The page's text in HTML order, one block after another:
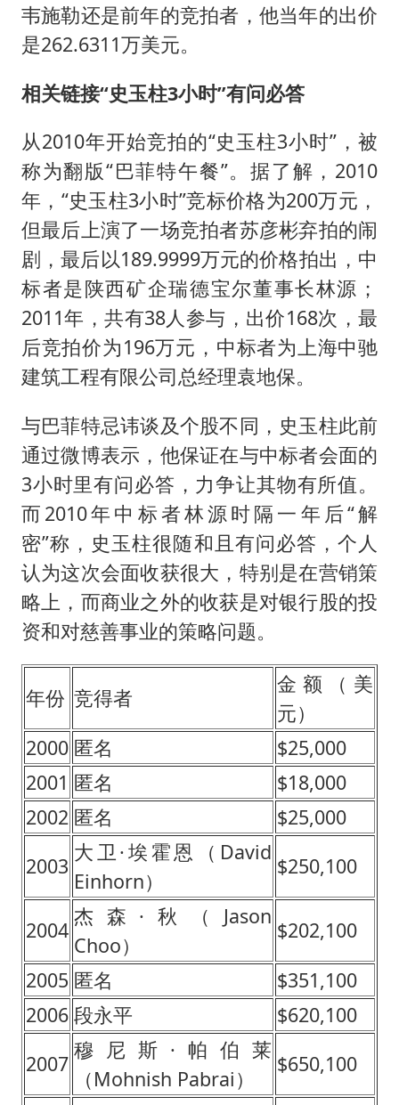
韦施勒还是前年的竞拍者，他当年的出价
是262.6311万美元。
相关链接“史玉柱3小时”有问必答
从2010年开始竞拍的“史玉柱3小时”，被
称为翻版“巴菲特午餐”。据了解，2010
年，“史玉柱3小时”竞标价格为200万元，
但最后上演了一场竞拍者苏彦彬弃拍的闹
剧，最后以189.9999万元的价格拍出，中
标者是陕西矿企瑞德宝尔董事长林源；
2011年，共有38人参与，出价168次，最
后竞拍价为196万元，中标者为上海中驰
建筑工程有限公司总经理袁地保。
与巴菲特忌讳谈及个股不同，史玉柱此前
通过微博表示，他保证在与中标者会面的
3小时里有问必答，力争让其物有所值。
而2010年中标者林源时隔一年后“解
密”称，史玉柱很随和且有问必答，个人
认为这次会面收获很大，特别是在营销策
略上，而商业之外的收获是对银行股的投
资和对慈善事业的策略问题。
年份 竞得者
金额（美
元）
2000 匿名
$25,000
2001 匿名
$18,000
2002 匿名
$25,000
2003
大卫·埃霍恩（David
Einhorn）
$250,100
2004
杰森·秋（Jason
Choo）
$202,100
2005 匿名
$351,100
2006 段永平
$620,100
2007
穆尼斯·帕伯莱
（Mohnish Pabrai）
$650,100